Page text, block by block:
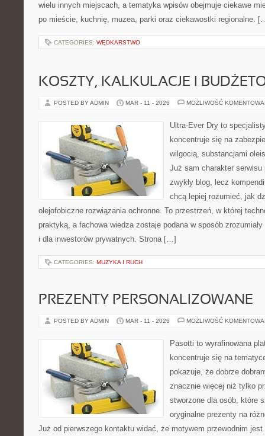
wielu innych miejscach, a tematyka wpisów obejmuje ciekawe
po mieście, kuchnię, muzea, parki oraz ciekawostki regionalne.
CATEGORIES: WĘDKARSTWO
KOSZTY, KALKULACJE I
POSTED BY ADMIN MAR - 11 - 2026 MOŻLIWOŚĆ
Ultra-Ever Dry to
koncentruje się na
wilgocią, substancjami
Już sam charakter
zwykły blog, lecz
chcą lepiej rozumieć, jak
olejofobiczne rozwiązania ochronne. To przestrzeń, w której
praktyką, a fachowa wiedza zostaje podana w sposób
i dla inwestorów prywatnych. Strona […]
CATEGORIES: MUZYKA I RUCH
PREZENTY PERSONALIZOWANE
POSTED BY ADMIN MAR - 11 - 2026 MOŻLIWOŚĆ
Pasotti to wyrafinowana
koncentruje się na
pokazuje, że dobrze
znacznie więcej niż tylko
stworzone dla osób, które
oryginalne prezenty na
Już od pierwszego kontaktu widać, że motywem przewodnim